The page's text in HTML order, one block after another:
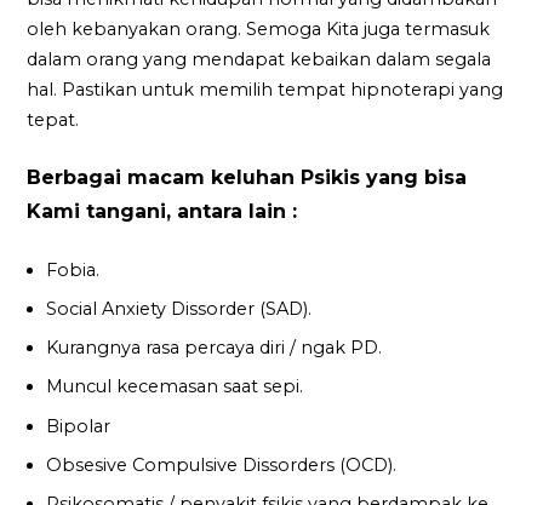
oleh kebanyakan orang. Semoga Kita juga termasuk
dalam orang yang mendapat kebaikan dalam segala
hal. Pastikan untuk memilih tempat hipnoterapi yang
tepat.
Berbagai macam keluhan Psikis yang bisa
Kami tangani, antara lain :
Fobia.
Social Anxiety Dissorder (SAD).
Kurangnya rasa percaya diri / ngak PD.
Muncul kecemasan saat sepi.
Bipolar
Obsesive Compulsive Dissorders (OCD).